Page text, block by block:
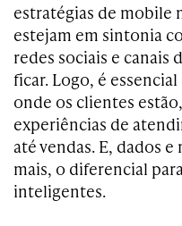
estratégias de mobile
estejam em sintonia
redes sociais e canais
ficar. Logo, é
onde os clientes
experiências de
até vendas. E, dados
mais, o diferencial
inteligentes.